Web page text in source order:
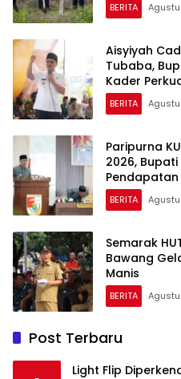
BERITA
Aisyiyah
Tubaba,
Kader
BERITA
Paripurna
2026,
Pendapatan
BERITA
Semarak
Bawang
Manis
BERITA
Post Terbaru
Light Flip